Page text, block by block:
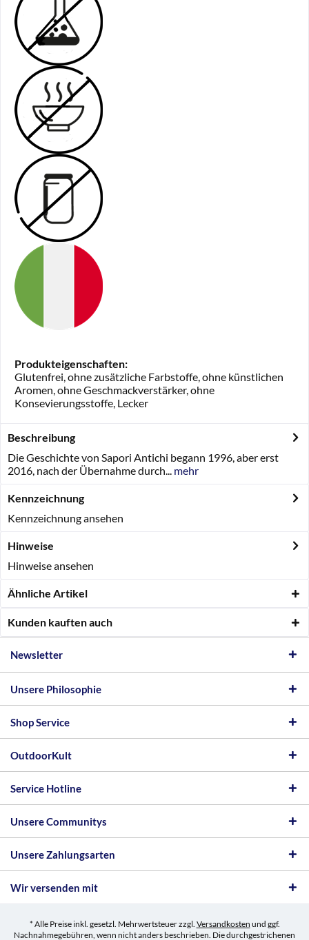
Produkteigenschaften:
Glutenfrei, ohne zusätzliche Farbstoffe, ohne künstlichen
Aromen, ohne Geschmackverstärker, ohne
Konsevierungsstoffe, Lecker
Beschreibung
Die Geschichte von Sapori Antichi begann 1996, aber erst
2016, nach der Übernahme durch... mehr
Kennzeichnung
Kennzeichnung ansehen
Hinweise
Hinweise ansehen
Ähnliche Artikel
Kunden kauften auch
Newsletter
Unsere Philosophie
Shop Service
OutdoorKult
Service Hotline
Unsere Communitys
Unsere Zahlungsarten
Wir versenden mit
* Alle Preise inkl. gesetzl. Mehrwertsteuer zzgl. Versandkosten und ggf.
Nachnahmegebühren, wenn nicht anders beschrieben. Die durchgestrichenen